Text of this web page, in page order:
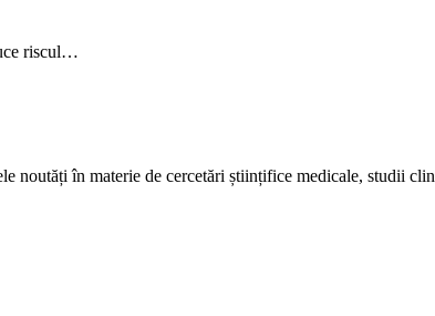
riscul…
în materie de cercetări științifice medicale, studii